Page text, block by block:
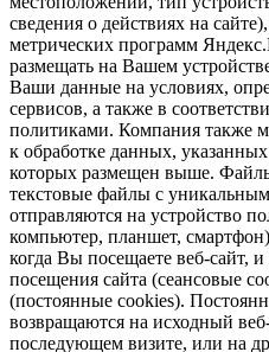
сведения о действиях на
метрических программ
размещать на Вашем
Ваши данные на условиях,
сервисов, а также в
политиками. Компания также
к обработке данных,
которых размещен выше.
текстовые файлы с
отправляются на устройство
компьютер, планшет, смартфон)
когда Вы посещаете веб-сайт,
посещения сайта (сеансовые
(постоянные cookies).
возвращаются на исходный
последующем визите, или на